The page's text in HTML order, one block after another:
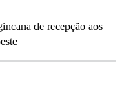
de recepção aos